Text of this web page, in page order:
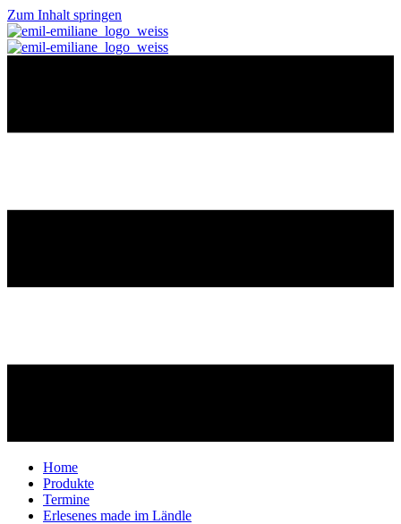
Zum Inhalt springen
Home
Produkte
Termine
Erlesenes made im Ländle